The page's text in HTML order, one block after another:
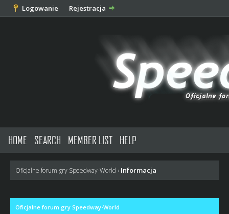
Logowanie Rejestracja
HOME SEARCH MEMBER LIST HELP
Oficjalne forum gry Speedway-World › Informacja
Oficjalne forum gry Speedway-World